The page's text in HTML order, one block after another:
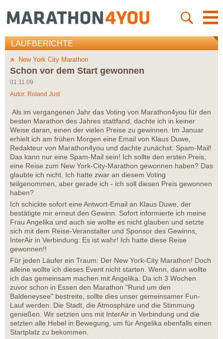
LAUFBERICHTE
New York City Marathon
Schon vor dem Start gewonnen
01.11.09
Autor: Roland Just
Als im vergangenen Jahr das Voting von Marathon4you für den
besten Marathon des Jahres stattfand, dachte ich in keiner
Weise daran, einen der vielen Preise zu gewinnen. Im Januar
erhielt ich am frühen Morgen eine Email von Klaus Duwe,
Redakteur von Marathon4you und dachte zunächst: Spam-Mail!
Das kann nur eine Spam-Mail sein! Ich sollte den ersten Preis,
eine Reise zum New York-City-Marathon gewonnen haben? Das
glaubte ich nicht. Ich hatte zwar an diesem Voting
teilgenommen, aber gerade ich - ich soll diesen Preis gewonnen
haben?
Ich schickte sofort eine Antwort-Email an Klaus Duwe, der
bestätigte mir erneut den Gewinn. Sofort informierte ich meine
Frau Angelika und auch sie wollte es nicht glauben und setzte
sich mit dem Reise-Veranstalter und Sponsor des Gewinns,
InterAir in Verbindung: Es ist wahr! Ich hatte diese Reise
gewonnen!!
Für jeden Läufer ein Traum: Der New York-City Marathon! Doch
alleine wollte ich dieses Event nicht starten. Wenn, dann wollte
ich das gemeinsam machen mit Angelika. Da ich 3 Wochen
zuvor schon in Essen den Marathon "Rund um den
Baldeneysee" bestreite, sollte dies unser gemeinsamer Fun-
Lauf werden. Die Stadt, die Atmosphäre und die Stimmung
genießen. Wir setzten uns mit InterAir in Verbindung und die
setzten alle Hebel in Bewegung, um für Angelika ebenfalls einen
Startplatz zu bekommen.